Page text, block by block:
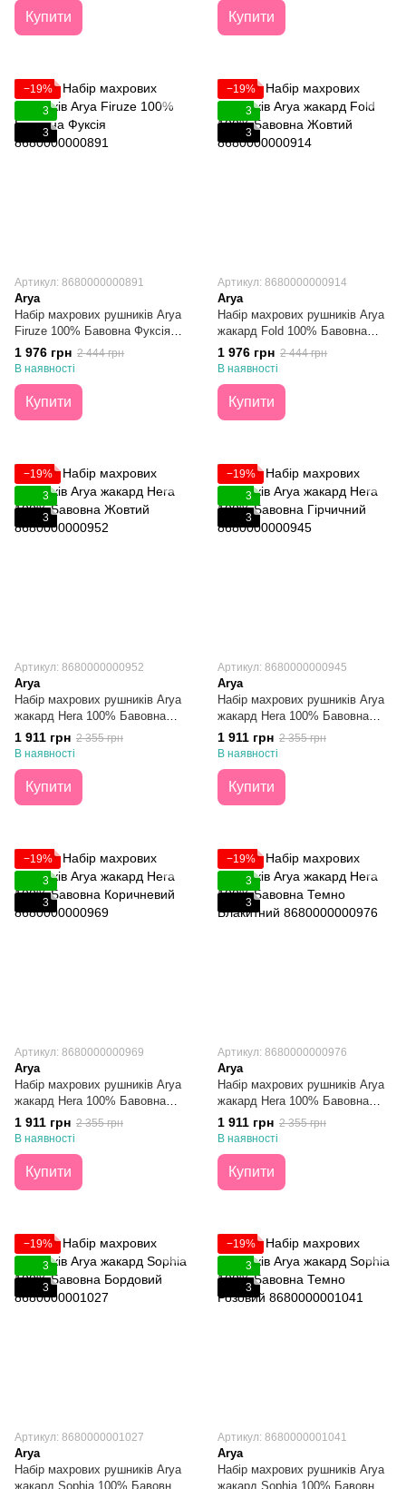
Купити Купити
−19%
3
3
Артикул: 8680000000891
Arya
Набір махрових рушників Arya
Firuze 100% Бавовна Фуксія
50Х90 + 70Х140
1 976 грн 2 444 грн
В наявності
Купити
−19%
3
3
Артикул: 8680000000914
Arya
Набір махрових рушників Arya
жакард Fold 100% Бавовна
Жовтий 50Х90 + 70Х140
1 976 грн 2 444 грн
В наявності
Купити
−19%
3
3
Артикул: 8680000000952
Arya
Набір махрових рушників Arya
жакард Hera 100% Бавовна
Жовтий 50Х90 + 70Х140
1 911 грн 2 355 грн
В наявності
Купити
−19%
3
3
Артикул: 8680000000945
Arya
Набір махрових рушників Arya
жакард Hera 100% Бавовна
Гірчичний 50Х90 + 70Х140
1 911 грн 2 355 грн
В наявності
Купити
−19%
3
3
Артикул: 8680000000969
Arya
Набір махрових рушників Arya
жакард Hera 100% Бавовна
Коричневий 50Х90 + 70Х140
1 911 грн 2 355 грн
В наявності
Купити
−19%
3
3
Артикул: 8680000000976
Arya
Набір махрових рушників Arya
жакард Hera 100% Бавовна
Темно Блакитний 50Х90 +
70Х140
1 911 грн 2 355 грн
В наявності
Купити
−19%
3
3
Артикул: 8680000001027
Arya
Набір махрових рушників Arya
жакард Sophia 100% Бавовна
−19%
3
3
Артикул: 8680000001041
Arya
Набір махрових рушників Arya
жакард Sophia 100% Бавовна